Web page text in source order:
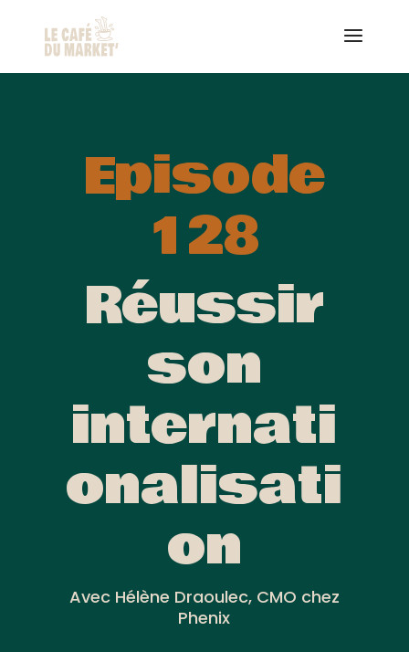
Episode
128
Réussir
son
internati
onalisati
on
Avec Hélène Draoulec, CMO chez
Phenix